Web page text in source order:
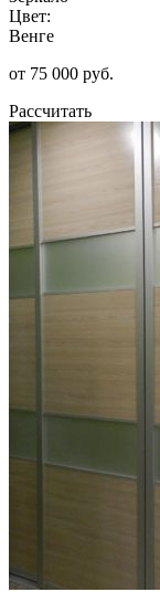
Цвет:
Венге
от 75 000 руб.
Рассчитать